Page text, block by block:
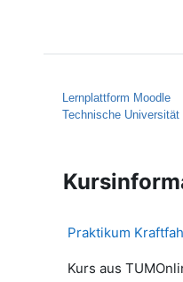
Lernplattform Moodle
Technische Universität
Praktikum
Kurs aus